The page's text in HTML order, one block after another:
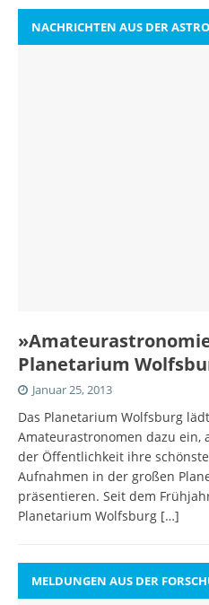
NACHRICHTEN AUS DER
Planetarium
Januar 25, 2013
Das Planetarium Wolfsburg
Amateurastronomen dazu
der Öffentlichkeit ihre
Aufnahmen in der großen
präsentieren. Seit dem
Planetarium Wolfsburg […]
MELDUNGEN AUS DER